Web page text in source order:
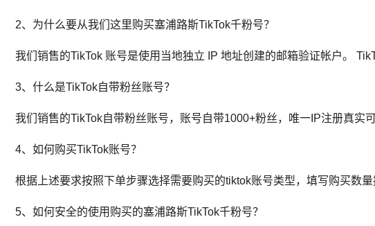
2、为什么要从我们这里购买塞浦路斯TikTok千粉号？
我们销售的TikTok 账号是使用当地独立 IP 地址创建的邮箱验证帐户。
3、什么是TikTok自带粉丝账号？
我们销售的TikTok自带粉丝账号，账号自带1000+粉丝，唯一IP注册真实
4、如何购买TikTok账号？
根据上述要求按照下单步骤选择需要购买的tiktok账号类型，填写购买数
5、如何安全的使用购买的塞浦路斯TikTok千粉号？